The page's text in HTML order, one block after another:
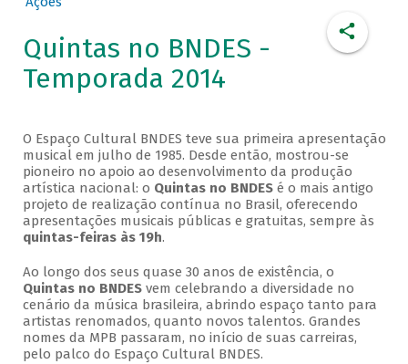
Quintas no BNDES -
Temporada 2014
O Espaço Cultural BNDES teve sua primeira apresentação
musical em julho de 1985. Desde então, mostrou-se
pioneiro no apoio ao desenvolvimento da produção
artística nacional: o Quintas no BNDESé o mais antigo
projeto de realização contínua no Brasil, oferecendo
apresentações musicais públicas e gratuitas, sempre às
quintas-feiras às 19h.
Ao longo dos seus quase 30 anos de existência, o
Quintas no BNDESvem celebrando a diversidade no
cenário da música brasileira, abrindo espaço tanto para
artistas renomados, quanto novos talentos. Grandes
nomes da MPB passaram, no início de suas carreiras,
pelo palco do Espaço Cultural BNDES.